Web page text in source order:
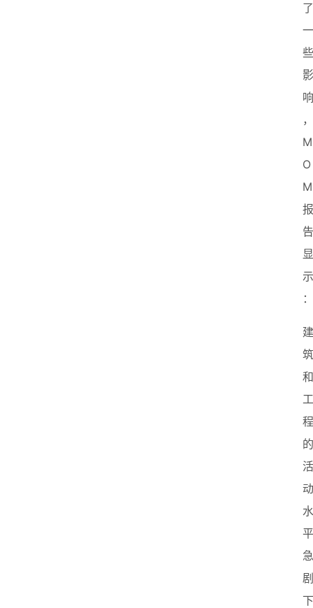
了
一
些
影
响
，
M
O
M
报
告
显
示
：
建
筑
和
工
程
的
活
动
水
平
急
剧
下